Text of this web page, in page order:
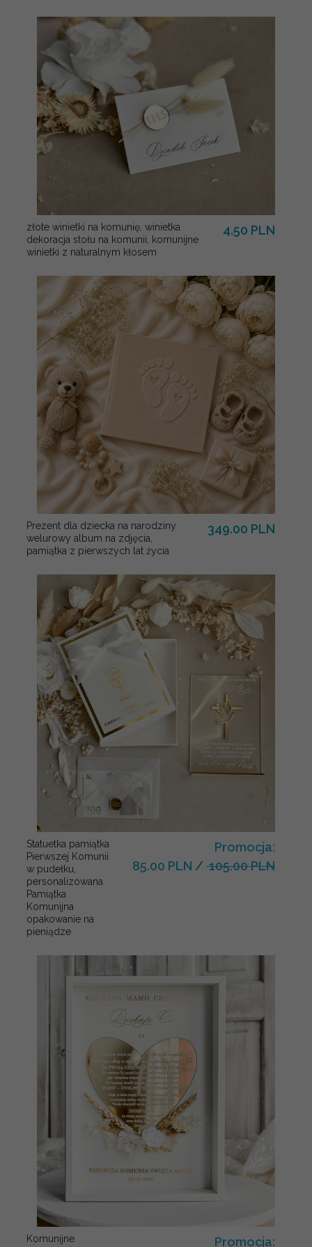
złote winietki na komunię, winietka
dekoracja stołu na komunii, komunijne
winietki z naturalnym kłosem
4.50 PLN
Prezent dla dziecka na narodziny
welurowy album na zdjęcia,
pamiątka z pierwszych lat życia
349.00 PLN
Statuetka pamiątka
Pierwszej Komunii
w pudełku,
personalizowana
Pamiątka
Komunijna
opakowanie na
pieniądze
Promocja:
85.00 PLN / 105.00 PLN
Komunijne
Promocja: